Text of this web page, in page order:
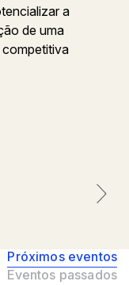
a
de uma
Próximos eventos
Eventos passados